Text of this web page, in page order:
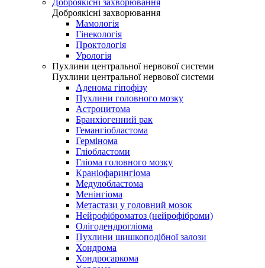
Доброякісні захворювання
Доброякісні захворювання
Мамологія
Гінекологія
Проктологія
Урологія
Пухлини центральної нервової системи
Пухлини центральної нервової системи
Аденома гіпофізу
Пухлини головного мозку
Астроцитома
Бранхіогенний рак
Гемангіобластома
Гермінома
Гліобластоми
Гліома головного мозку
Краніофарингіома
Медулобластома
Менінгіома
Метастази у головний мозок
Нейрофіброматоз (нейрофіброми)
Олігодендрогліома
Пухлини шишкоподібної залози
Хондрома
Хондросаркома